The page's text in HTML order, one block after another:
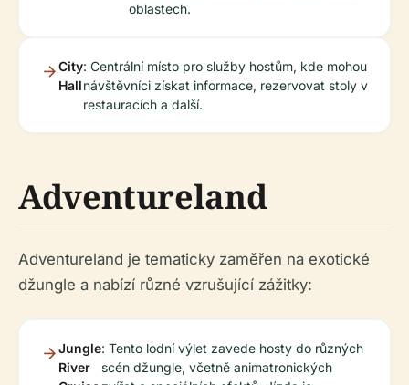
oblastech.
City
Hall
: Centrální místo pro služby hostům, kde mohou
návštěvníci získat informace, rezervovat stoly v
restauracích a další.
Adventureland
Adventureland je tematicky zaměřen na exotické
džungle a nabízí různé vzrušující zážitky:
Jungle
River
: Tento lodní výlet zavede hosty do různých
scén džungle, včetně animatronických